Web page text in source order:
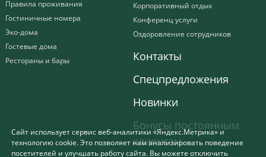
Правила проживания
Гостиничные номера
Эко-дома
Гостевые дома
Рестораны и бары
Корпоративный отдых
Конференц услуги
Оздоровление сотрудников
Контакты
Спецпредложения
Новинки
Бонусы постоянным
клиентам
Сайт использует сервис веб-аналитики «Яндекс.Метрика» и
технологию cookie. Это позволяет нам анализировать поведение
посетителей и улучшать работу сайта. Вы можете отключить